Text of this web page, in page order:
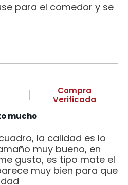
para el comedor y se
Compra
Verificada
mucho
la calidad es lo
muy bueno, en
gusto, es tipo mate el
muy bien para que